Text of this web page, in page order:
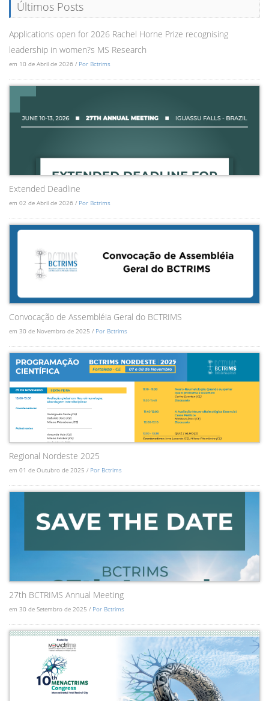
Últimos Posts
Applications open for 2026 Rachel Horne Prize recognising
leadership in women?s MS Research
em 10 de Abril de 2026 / Por Bctrims
Extended Deadline
em 02 de Abril de 2026 / Por Bctrims
Convocação de Assembléia Geral do BCTRIMS
em 30 de Novembro de 2025 / Por Bctrims
Regional Nordeste 2025
em 01 de Outubro de 2025 / Por Bctrims
27th BCTRIMS Annual Meeting
em 30 de Setembro de 2025 / Por Bctrims